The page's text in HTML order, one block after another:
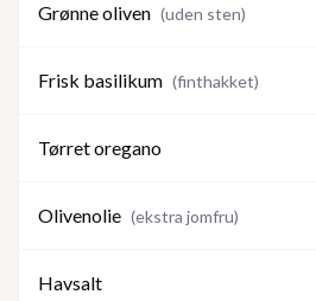
Grønne oliven (uden sten)
Frisk basilikum (finthakket)
Tørret oregano
Olivenolie (ekstra jomfru)
Havsalt